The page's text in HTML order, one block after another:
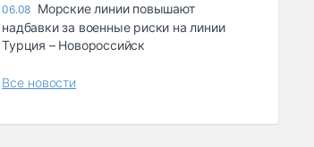
06.08 Морские линии повышают
надбавки за военные риски на линии
Турция – Новороссийск
Все новости